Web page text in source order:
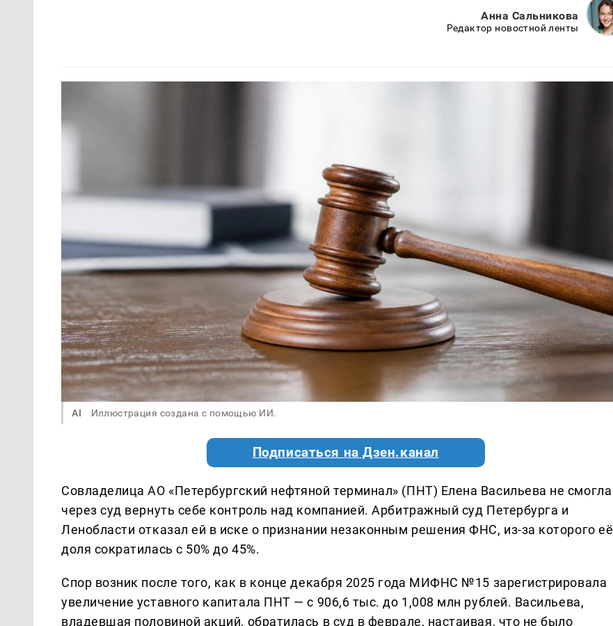
Анна Сальникова
Редактор новостной ленты
AI Иллюстрация создана с помощью ИИ.
Подписаться на Дзен.канал
Совладелица АО «Петербургский нефтяной терминал» (ПНТ) Елена Васильева не смогла
через суд вернуть себе контроль над компанией. Арбитражный суд Петербурга и
Ленобласти отказал ей в иске о признании незаконным решения ФНС, из-за которого её
доля сократилась с 50% до 45%.
Спор возник после того, как в конце декабря 2025 года МИФНС №15 зарегистрировала
увеличение уставного капитала ПНТ — с 906,6 тыс. до 1,008 млн рублей. Васильева,
владевшая половиной акций, обратилась в суд в феврале, настаивая, что не было